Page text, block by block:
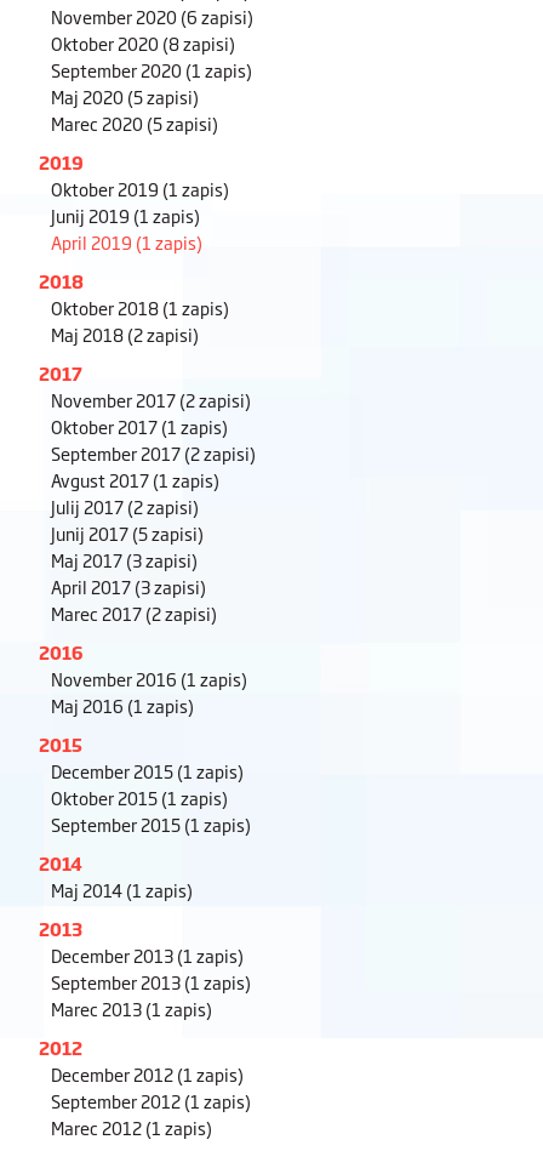
November 2020(6 zapisi)
Oktober 2020(8 zapisi)
September 2020(1 zapis)
Maj 2020(5 zapisi)
Marec 2020(5 zapisi)
2019
Oktober 2019 (1 zapis)
Junij 2019 (1 zapis)
April 2019 (1 zapis)
2018
Oktober 2018(1 zapis)
Maj 2018(2 zapisi)
2017
November 2017(2 zapisi)
Oktober 2017(1 zapis)
September 2017(2 zapisi)
Avgust 2017(1 zapis)
Julij 2017(2 zapisi)
Junij 2017(5 zapisi)
Maj 2017(3 zapisi)
April 2017(3 zapisi)
Marec 2017(2 zapisi)
2016
November 2016 (1 zapis)
Maj 2016 (1 zapis)
2015
December 2015(1 zapis)
Oktober 2015(1 zapis)
September 2015(1 zapis)
2014
Maj 2014(1 zapis)
2013
December 2013(1 zapis)
September 2013(1 zapis)
Marec 2013(1 zapis)
2012
December 2012(1 zapis)
September 2012(1 zapis)
Marec 2012(1 zapis)